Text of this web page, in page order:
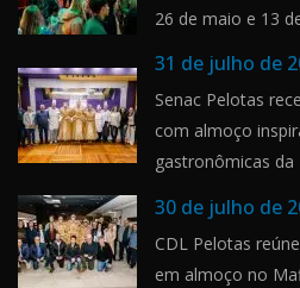
26 de maio e 13
31 de julho de
Senac Pelotas
com almoço
gastronômicas da
30 de julho de
CDL Pelotas
em almoço no